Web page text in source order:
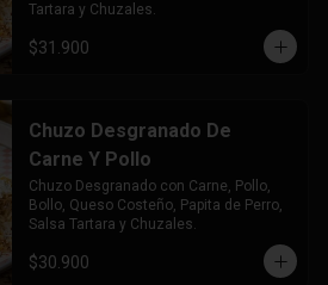
Tartara y Chuzales.
$31.900
Chuzo Desgranado De
Carne Y Pollo
Chuzo Desgranado con Carne, Pollo,
Bollo, Queso Costeño, Papita de Perro,
Salsa Tartara y Chuzales.
$30.900